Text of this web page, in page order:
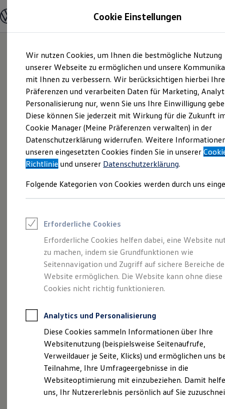
Hauptinhalt
springen
Footer
springen
Modelle und Konfigurator
Modelle vergleichen
Elektroautos
ENERGY Sondermodelle
Nutzfahrzeuge
SUV und CUV
Familienautos
Kombis
Kompaktwagen
Sportwagen
Schnell verfügbare Fahrzeuge
Angebote und Produkte
Aktuelle Angebote
E-Auto-Förderung
Volkswagen Marktplatz
Junge Gebrauchtwagen und Gebrauchtwagen
Saisonangebote
Leasing
Leasing-Angebote
Gebrauchtwagen Leasing
Junge Gebrauchtwagen-Leasing
Elektroauto Leasing
Kleinwagen-Leasing
Leasing ohne Anzahlung
Autokredit mit Schlussrate
Versicherungen und Garantien
Kfz-Versicherung
Restschuldversicherungen
Garantien
Wartungsverträge
Geschäftskunden
Professional Class bei Volkswagen
Großkunden
Behörden
Abenteuer Leben. Der
Tiguan.
Cookie Einstellungen
Wir nutzen Cookies, um Ihnen die bestmögliche Nutzung
unserer Webseite zu ermöglichen und unsere
mit Ihnen zu verbessern. Wir berücksichtigen hierbei Ihre
Präferenzen und verarbeiten Daten für Marketing,
Personalisierung nur, wenn Sie uns Ihre Einwilligung
Diese können Sie jederzeit mit Wirkung für die Zukunft
Cookie Manager (Meine Präferenzen verwalten) in der
Datenschutzerklärung widerrufen. Weitere
unseren eingesetzten Cookies finden Sie in unserer
Richtlinie und unserer Datenschutzerklärung.
Folgende Kategorien von Cookies werden durch uns
Erforderliche Cookies
Erforderliche Cookies helfen dabei, eine Website
zu machen, indem sie Grundfunktionen wie
Seitennavigation und Zugriff auf sichere Bereiche
Website ermöglichen. Die Website kann ohne diese
Cookies nicht richtig funktionieren.
Analytics und Personalisierung
Diese Cookies sammeln Informationen über Ihre
Websitenutzung (beispielsweise Seitenaufrufe,
Verweildauer je Seite, Klicks) und ermöglichen uns
Teilnahme, Ihre Umfrageergebnisse in die
Websiteoptimierung mit einzubeziehen. Damit
uns, Ihr Nutzererlebnis persönlich auf Sie